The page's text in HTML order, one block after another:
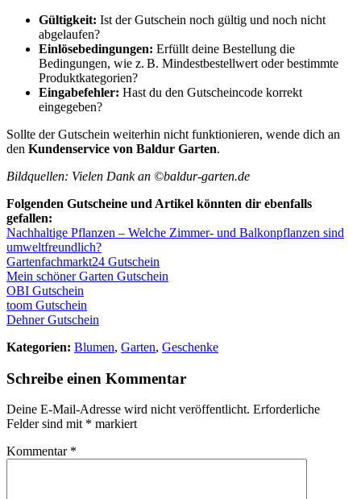
Gültigkeit: Ist der Gutschein noch gültig und noch nicht
abgelaufen?​
Einlösebedingungen: Erfüllt deine Bestellung die
Bedingungen, wie z. B. Mindestbestellwert oder bestimmte
Produktkategorien?​
Eingabefehler: Hast du den Gutscheincode korrekt
eingegeben?​
Sollte der Gutschein weiterhin nicht funktionieren, wende dich an
den Kundenservice von Baldur Garten.​
Bildquellen: Vielen Dank an ©baldur-garten.de
Folgenden Gutscheine und Artikel könnten dir ebenfalls
gefallen:
Nachhaltige Pflanzen – Welche Zimmer- und Balkonpflanzen sind
umweltfreundlich?
Gartenfachmarkt24 Gutschein
Mein schöner Garten Gutschein
OBI Gutschein
toom Gutschein
Dehner Gutschein
Kategorien: Blumen, Garten, Geschenke
Schreibe einen Kommentar
Deine E-Mail-Adresse wird nicht veröffentlicht. Erforderliche
Felder sind mit * markiert
Kommentar *